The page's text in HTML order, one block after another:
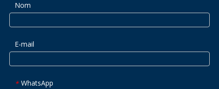
Nom
E-mail
* WhatsApp